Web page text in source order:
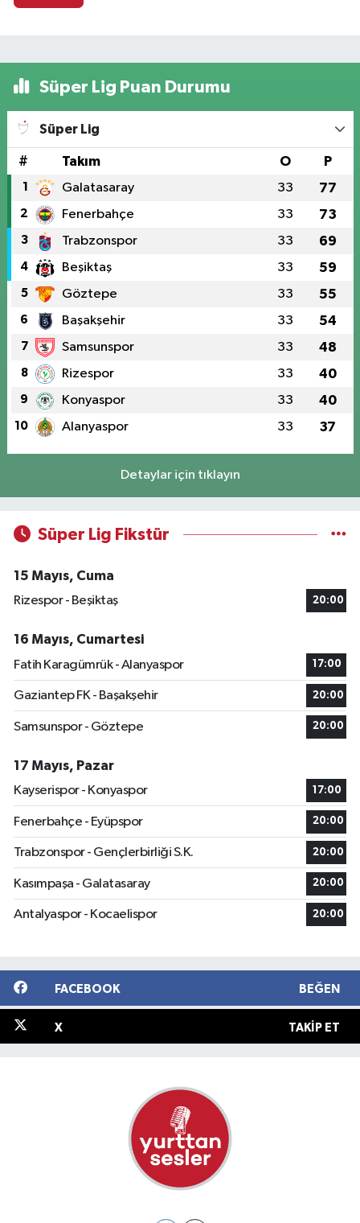
Süper Lig Puan Durumu
Süper Lig
# Takım O P
1 Galatasaray 33 77
2 Fenerbahçe 33 73
3 Trabzonspor 33 69
4 Beşiktaş 33 59
5 Göztepe 33 55
6 Başakşehir 33 54
7 Samsunspor 33 48
8 Rizespor 33 40
9 Konyaspor 33 40
10 Alanyaspor 33 37
Detaylar için tıklayın
Süper Lig Fikstür
15 Mayıs, Cuma
Rizespor - Beşiktaş
20:00
16 Mayıs, Cumartesi
Fatih Karagümrük - Alanyaspor
17:00
Gaziantep FK - Başakşehir 20:00
Samsunspor - Göztepe 20:00
17 Mayıs, Pazar
Kayserispor - Konyaspor
17:00
Fenerbahçe - Eyüpspor 20:00
Trabzonspor - Gençlerbirliği S.K. 20:00
Kasımpaşa - Galatasaray 20:00
Antalyaspor - Kocaelispor 20:00
FACEBOOK BEĞEN
X TAKIP ET